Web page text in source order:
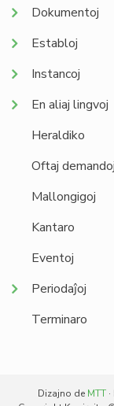
Dokumentoj
Establoj
Instancoj
En aliaj lingvoj
Heraldiko
Oftaj demandoj
Mallongigoj
Kantaro
Eventoj
Periodaĵoj
Terminaro
Dizajno de MTT·